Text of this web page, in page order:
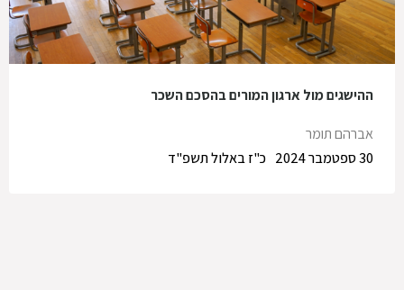
ההישגים מול ארגון המורים בהסכם השכר
אברהם תומר
כ"ז באלול תשפ"ד
30 ספטמבר 2024